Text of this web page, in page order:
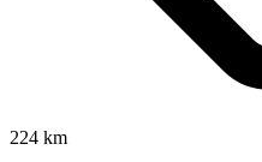
224 km